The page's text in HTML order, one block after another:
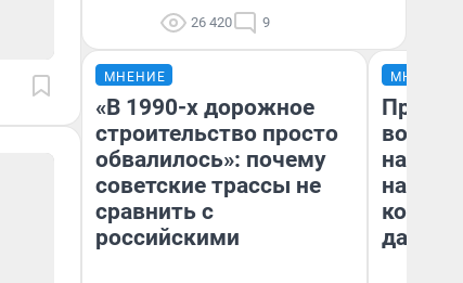
26 420 9
МНЕНИЕ
«В 1990-х дорожное
строительство просто
обвалилось»: почему
советские трассы не
сравнить с
российскими
МНЕНИЕ
нам
даже